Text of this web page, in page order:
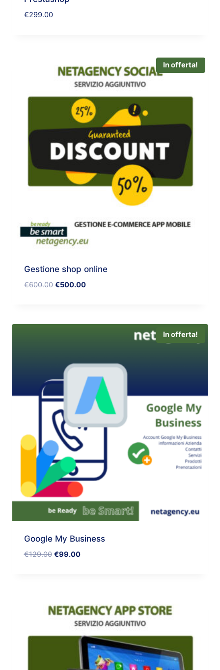
€299.00
In offerta!
Gestione shop online
€600.00 €500.00
In offerta!
Google My Business
€129.00 €99.00